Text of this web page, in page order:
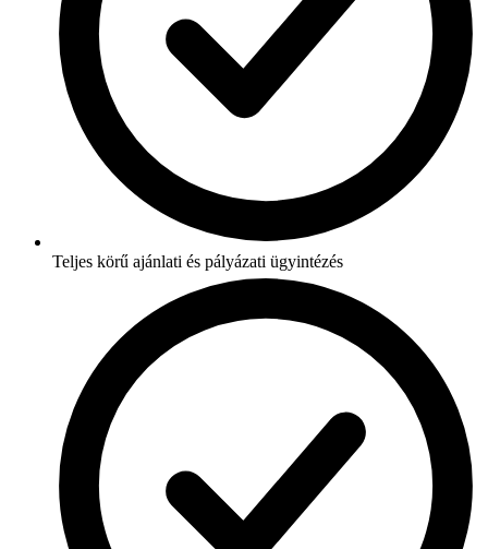
Teljes körű ajánlati és pályázati ügyintézés